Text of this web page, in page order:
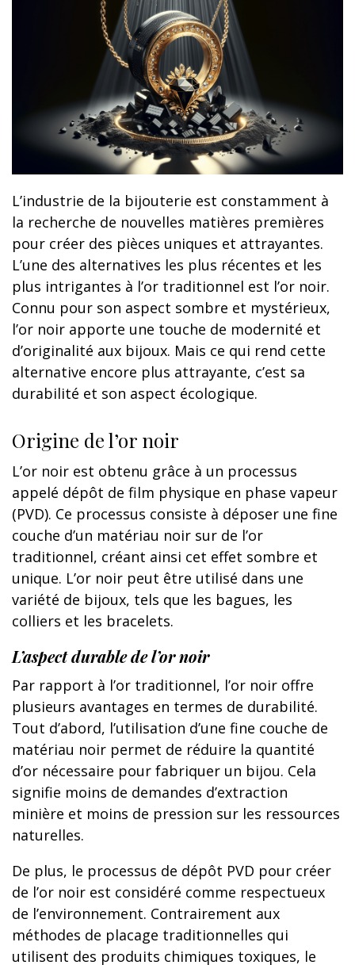
L’industrie de la bijouterie est constamment à
la recherche de nouvelles matières premières
pour créer des pièces uniques et attrayantes.
L’une des alternatives les plus récentes et les
plus intrigantes à l’or traditionnel est l’or noir.
Connu pour son aspect sombre et mystérieux,
l’or noir apporte une touche de modernité et
d’originalité aux bijoux. Mais ce qui rend cette
alternative encore plus attrayante, c’est sa
durabilité et son aspect écologique.
Origine de l’or noir
L’or noir est obtenu grâce à un processus
appelé dépôt de film physique en phase vapeur
(PVD). Ce processus consiste à déposer une fine
couche d’un matériau noir sur de l’or
traditionnel, créant ainsi cet effet sombre et
unique. L’or noir peut être utilisé dans une
variété de bijoux, tels que les bagues, les
colliers et les bracelets.
L’aspect durable de l’or noir
Par rapport à l’or traditionnel, l’or noir offre
plusieurs avantages en termes de durabilité.
Tout d’abord, l’utilisation d’une fine couche de
matériau noir permet de réduire la quantité
d’or nécessaire pour fabriquer un bijou. Cela
signifie moins de demandes d’extraction
minière et moins de pression sur les ressources
naturelles.
De plus, le processus de dépôt PVD pour créer
de l’or noir est considéré comme respectueux
de l’environnement. Contrairement aux
méthodes de placage traditionnelles qui
utilisent des produits chimiques toxiques, le